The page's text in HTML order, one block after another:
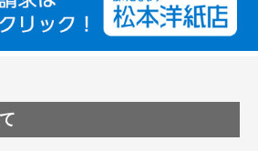
の包装紙に適した紙はありますか？